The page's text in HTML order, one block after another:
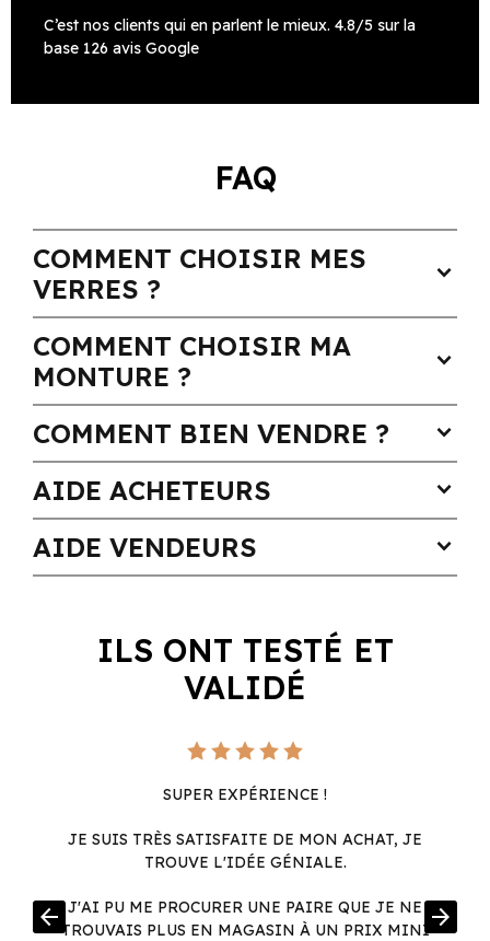
C’est nos clients qui en parlent le mieux. 4.8/5 sur la
base 126 avis Google
FAQ
COMMENT CHOISIR MES
VERRES ?
expand_more
COMMENT CHOISIR MA
MONTURE ?
expand_more
COMMENT BIEN VENDRE ? expand_more
AIDE ACHETEURS expand_more
AIDE VENDEURS expand_more
ILS ONT TESTÉ ET
VALIDÉ
SUPER EXPÉRIENCE !
JE SUIS TRÈS SATISFAITE DE MON ACHAT, JE
TROUVE L'IDÉE GÉNIALE.
J'AI PU ME PROCURER UNE PAIRE QUE JE NE
TROUVAIS PLUS EN MAGASIN À UN PRIX MINI
arrow_back arrow_forward